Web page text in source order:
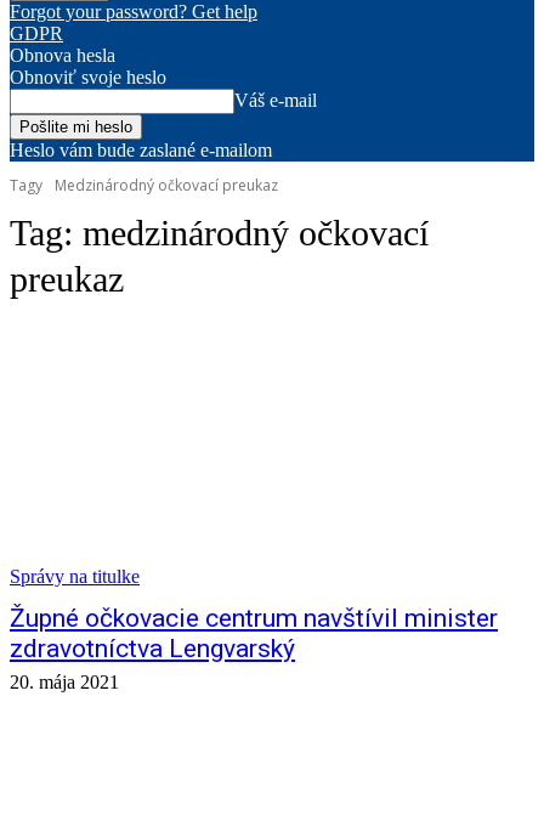
Forgot your password? Get help
GDPR
Obnova hesla
Obnoviť svoje heslo
Váš e-mail
Heslo vám bude zaslané e-mailom
Tagy
Medzinárodný očkovací preukaz
Tag: medzinárodný očkovací
preukaz
Správy na titulke
Župné očkovacie centrum navštívil minister
zdravotníctva Lengvarský
20. mája 2021